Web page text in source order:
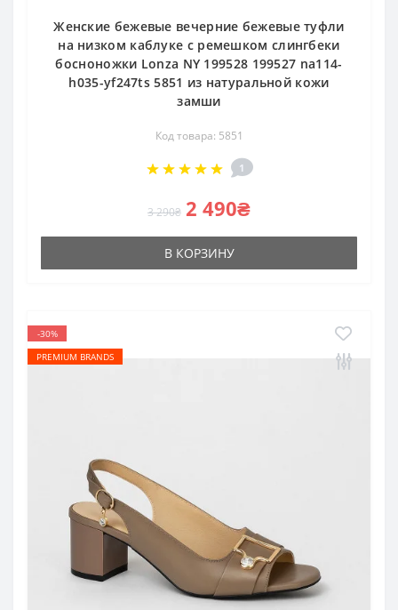
Женские бежевые вечерние бежевые туфли
на низком каблуке с ремешком слингбеки
босноножки Lonza NY 199528 199527 na114-
h035-yf247ts 5851 из натуральной кожи
замши
Код товара: 5851
1
3 290₴ 2 490₴
В КОРЗИНУ
-30%
PREMIUM BRANDS